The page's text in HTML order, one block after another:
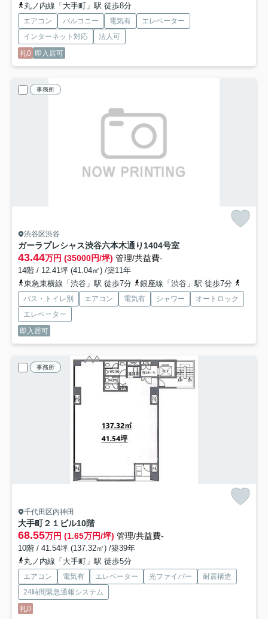
丸ノ内線「大手町」駅 徒歩8分
エアコン バルコニー 電気有
エレベーター
インターネット対応
法人可
礼0 即入居可
事務所
渋谷区渋谷
ガーラプレシャス渋谷六本木通り 1404号室
43.44万円 (35000円/坪) 管理/共益費-
14階 / 12.41坪 (41.04㎡) /築11年
東急東横線「渋谷」駅 徒歩7分
銀座線「渋谷」駅 徒歩7分
バス・トイレ別 エアコン 電気有 シャワー
オートロック
エレベーター
即入居可
事務所
千代田区内神田
大手町２１ビル10階
68.55万円 (1.65万円/坪) 管理/共益費-
10階 / 41.54坪 (137.32㎡) /築39年
丸ノ内線「大手町」駅 徒歩5分
エアコン 電気有 エレベーター 光ファイバー
耐震構造
24時間緊急通報システム
礼0